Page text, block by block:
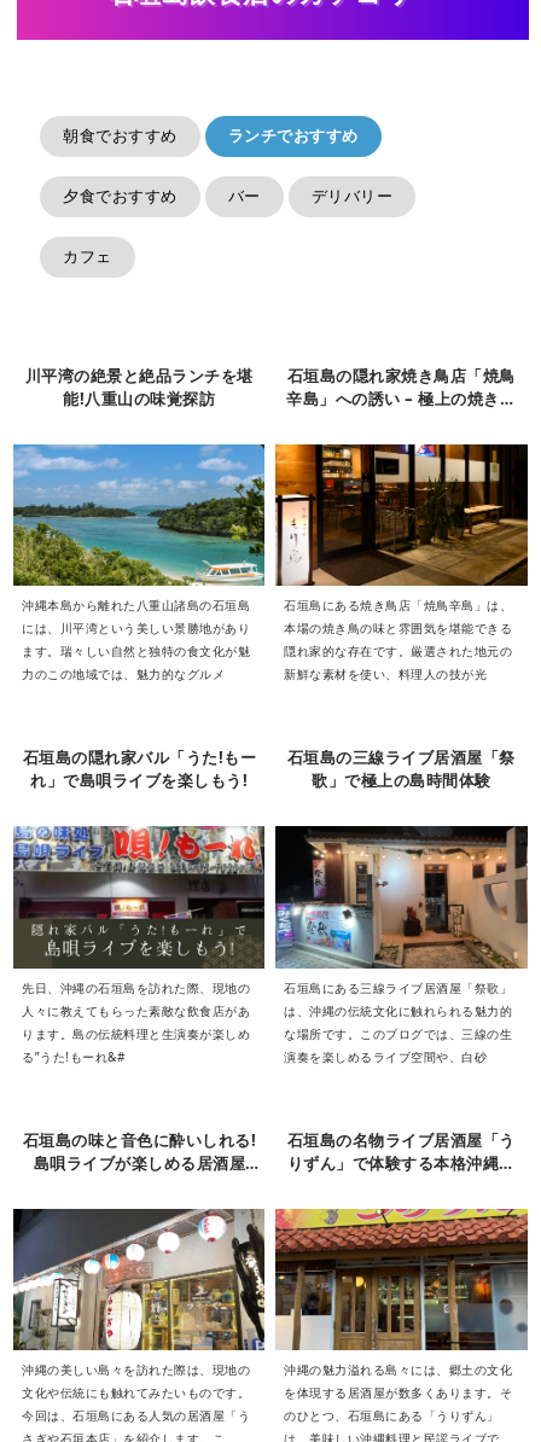
朝食でおすすめ ランチでおすすめ
夕食でおすすめ バー デリバリー
カフェ
川平湾の絶景と絶品ランチを堪
能!八重山の味覚探訪
沖縄本島から離れた八重山諸島の石垣島
には、川平湾という美しい景勝地があり
ます。瑞々しい自然と独特の食文化が魅
力のこの地域では、魅力的なグルメ
石垣島の隠れ家焼き鳥店「焼鳥
辛島」への誘い – 極上の焼き鳥
石垣島にある焼き鳥店「焼鳥辛島」は、
本場の焼き鳥の味と雰囲気を堪能できる
隠れ家的な存在です。厳選された地元の
新鮮な素材を使い、料理人の技が光
石垣島の隠れ家バル「うた!もー
れ」で島唄ライブを楽しもう!
先日、沖縄の石垣島を訪れた際、現地の
人々に教えてもらった素敵な飲食店があ
ります。島の伝統料理と生演奏が楽しめ
る”うた!もーれ&#
石垣島の三線ライブ居酒屋「祭
歌」で極上の島時間体験
石垣島にある三線ライブ居酒屋「祭歌」
は、沖縄の伝統文化に触れられる魅力的
な場所です。このブログでは、三線の生
演奏を楽しめるライブ空間や、白砂
石垣島の味と音色に酔いしれる!
島唄ライブが楽しめる居酒屋
沖縄の美しい島々を訪れた際は、現地の
文化や伝統にも触れてみたいものです。
今回は、石垣島にある人気の居酒屋「う
さぎや石垣本店」を紹介します。こ
石垣島の名物ライブ居酒屋「う
りずん」で体験する本格沖縄の
沖縄の魅力溢れる島々には、郷土の文化
を体現する居酒屋が数多くあります。そ
のひとつ、石垣島にある「うりずん」
は、美味しい沖縄料理と民謡ライブで